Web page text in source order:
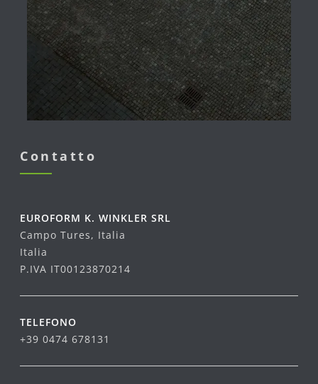
Contatto
EUROFORM K. WINKLER SRL
Campo Tures, Italia
Italia
P.IVA IT00123870214
TELEFONO
+39 0474 678131